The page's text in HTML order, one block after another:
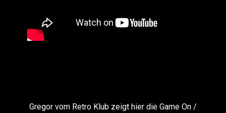
Gregor vom Retro Klub zeigt hier die Game On /